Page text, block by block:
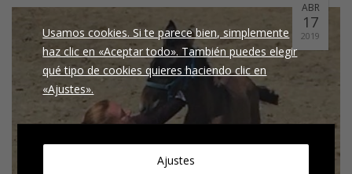
ABR
17
2019
Usamos cookies. Si te parece bien, simplemente
haz clic en «Aceptar todo». También puedes elegir
qué tipo de cookies quieres haciendo clic en
«Ajustes».
Ajustes